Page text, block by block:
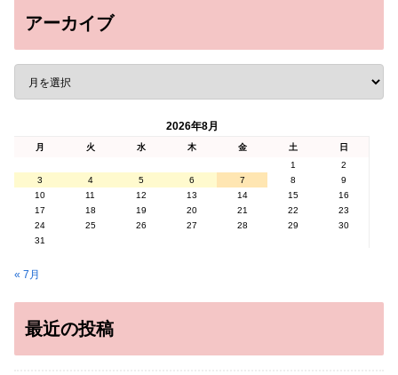
アーカイブ
2026年8月
月 火 水 木 金 土
日
1
2
3
4 5 6 7 8
9
10
11 12 13 14 15
16
17
18 19 20 21 22
23
24
25 26 27 28 29
30
31
« 7月
最近の投稿